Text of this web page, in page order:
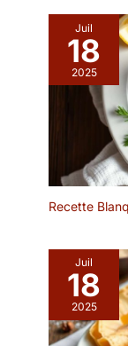
Juil
18
2025
Recette
Juil
18
2025